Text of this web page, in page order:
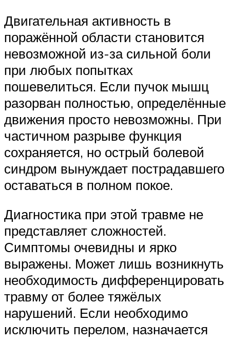
Двигательная активность в
поражённой области становится
невозможной из-за сильной боли
при любых попытках
пошевелиться. Если пучок мышц
разорван полностью, определённые
движения просто невозможны. При
частичном разрыве функция
сохраняется, но острый болевой
синдром вынуждает пострадавшего
оставаться в полном покое.
Диагностика при этой травме не
представляет сложностей.
Симптомы очевидны и ярко
выражены. Может лишь возникнуть
необходимость дифференцировать
травму от более тяжёлых
нарушений. Если необходимо
исключить перелом, назначается